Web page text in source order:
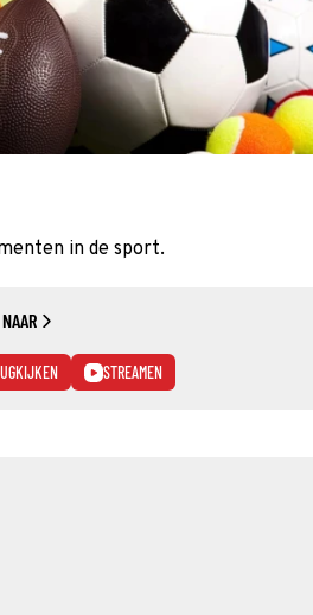
in de sport.
STREAMEN